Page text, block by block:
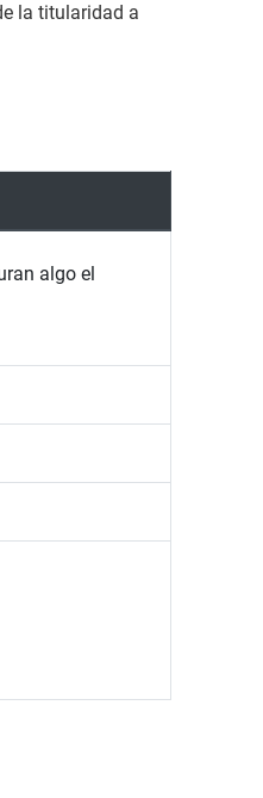
la titularidad a
algo el